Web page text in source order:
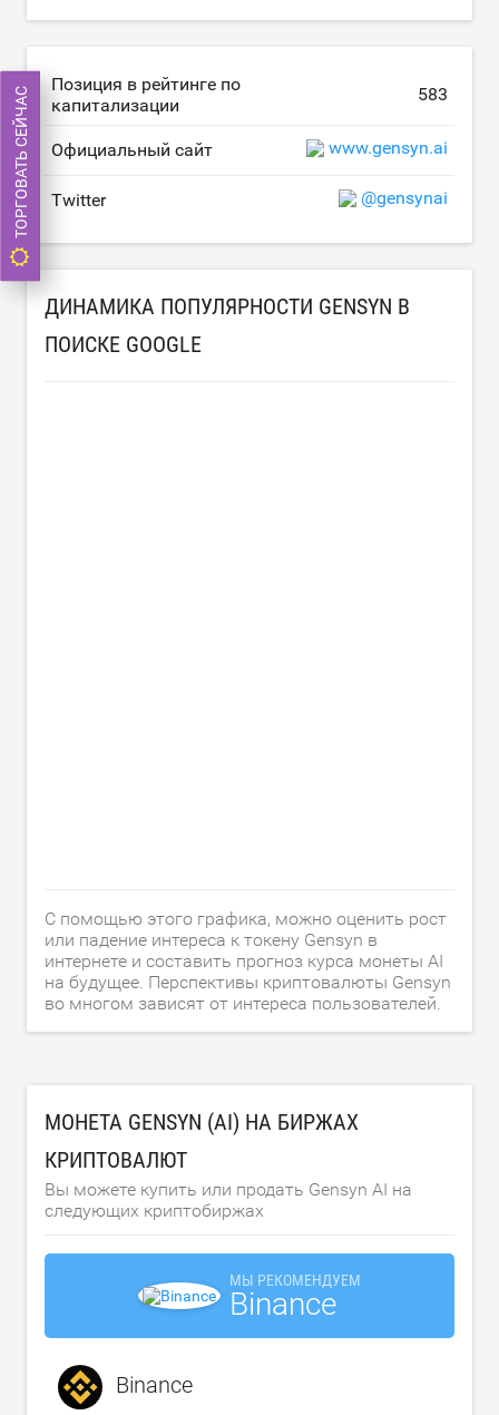
Позиция в рейтинге по
капитализации
583
Официальный сайт www.gensyn.ai
Twitter @gensynai
ДИНАМИКА ПОПУЛЯРНОСТИ GENSYN В
ПОИСКЕ GOOGLE
С помощью этого графика, можно оценить рост
или падение интереса к токену Gensyn в
интернете и составить прогноз курса монеты AI
на будущее. Перспективы криптовалюты Gensyn
во многом зависят от интереса пользователей.
МОНЕТА GENSYN (AI) НА БИРЖАХ
КРИПТОВАЛЮТ
Вы можете купить или продать Gensyn AI на
следующих криптобиржах
МЫ РЕКОМЕНДУЕМ
Binance
Binance
ТОРГОВАТЬ СЕЙЧАС